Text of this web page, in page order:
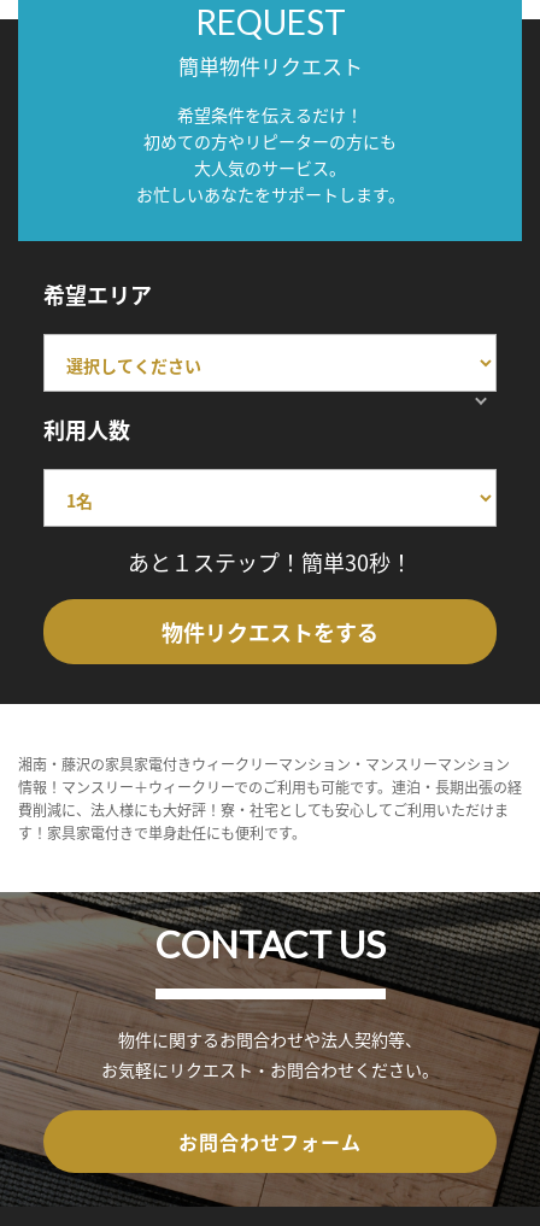
REQUEST
簡単物件リクエスト
希望条件を伝えるだけ！
初めての方やリピーターの方にも
大人気のサービス。
お忙しいあなたをサポートします。
希望エリア
利用人数
あと１ステップ！簡単30秒！
物件リクエストをする
湘南・藤沢の家具家電付きウィークリーマンション・マンスリーマンション
情報！マンスリー＋ウィークリーでのご利用も可能です。連泊・長期出張の経
費削減に、法人様にも大好評！寮・社宅としても安心してご利用いただけま
す！家具家電付きで単身赴任にも便利です。
CONTACT US
物件に関するお問合わせや法人契約等、
お気軽にリクエスト・お問合わせください。
お問合わせフォーム